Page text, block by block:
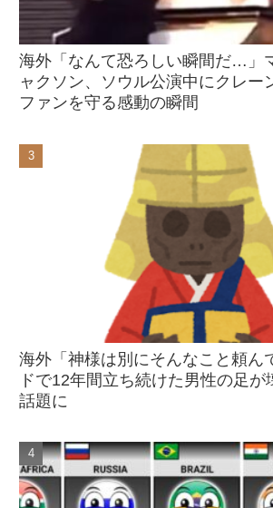
海外「なんて恐ろしい瞬間だ…」
ャクソン、ソウル公演中にクレー
ファンを守る感動の瞬間
海外「神様は別にそんなこと頼ん
ドで12年間立ち続けた男性の足が
話題に